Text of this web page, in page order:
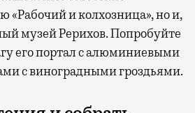
«Рабочий и колхозница», но и,
музей Рерихов. Попробуйте
его портал с алюминиевыми
с виноградными гроздьями.